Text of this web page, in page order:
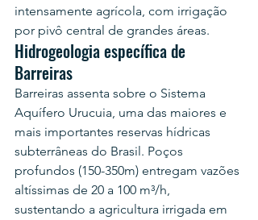
intensamente agrícola, com irrigação
por pivô central de grandes áreas.
Hidrogeologia específica de
Barreiras
Barreiras assenta sobre o Sistema
Aquífero Urucuia, uma das maiores e
mais importantes reservas hídricas
subterrâneas do Brasil. Poços
profundos (150-350m) entregam vazões
altíssimas de 20 a 100 m³/h,
sustentando a agricultura irrigada em